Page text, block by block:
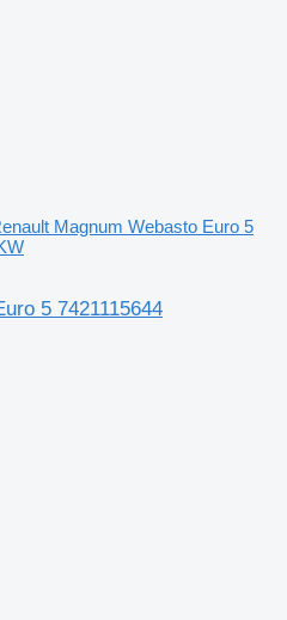
Magnum Webasto Euro 5
5 7421115644